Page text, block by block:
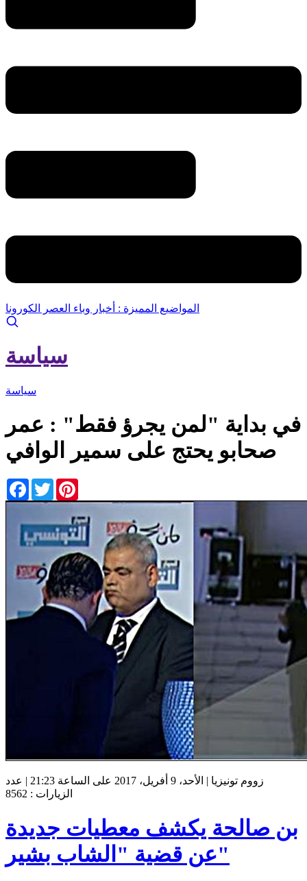
المواضيع المميزة : أخبار وباء العصر الكورونا
سياسة
سياسة
في بداية "لمن يجرؤ فقط" : عمر
صحابو يحتج على سمير الوافي
Facebook
Twitter
زووم تونيزيا | الأحد، 9 أفريل، 2017 على الساعة 21:23 | عدد
الزيارات : 8562
بن صالحة يكشف معطيات جديدة
عن قضية "الشاب بشير"